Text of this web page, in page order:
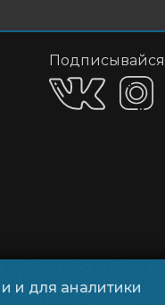
и для аналитики
Подписывайся